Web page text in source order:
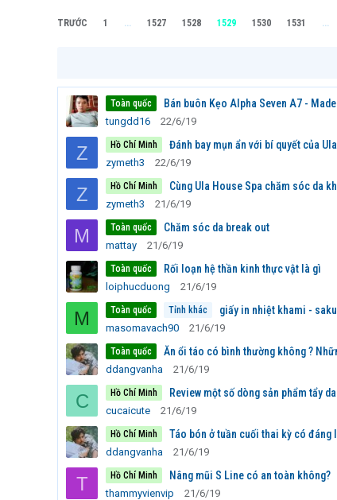
TRƯỚC 1 ... 1527 1528 1529 1530 1531 ...
Toàn quốc Bán buôn Kẹo Alpha Seven A7 -
tungdd16 22/6/19
Z Hồ Chí Minh Đánh bay mụn ẩn với bí quyết của
zymeth3 22/6/19
Z Hồ Chí Minh Cùng Ula House Spa chăm sóc da
zymeth3 21/6/19
M Toàn quốc Chăm sóc da break out
mattay 21/6/19
Toàn quốc Rối loạn hệ thần kinh thực vật là gì
loiphucduong 21/6/19
M Toàn quốc Tỉnh khác giấy in nhiệt khami -
masomavach90 21/6/19
Toàn quốc Ăn ổi táo có bình thường không ?
ddangvanha 21/6/19
C Hồ Chí Minh Review một số dòng sản phẩm tẩy
cucaicute 21/6/19
Hồ Chí Minh Táo bón ở tuần cuối thai kỳ có đáng
ddangvanha 21/6/19
T Hồ Chí Minh Nâng mũi S Line có an toàn không?
thammyvienvip 21/6/19